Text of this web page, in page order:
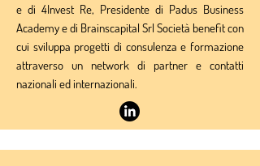
e di 4Invest Re, Presidente di Padus Business
Academy e di Brainscapital Srl Società benefit con
cui sviluppa progetti di consulenza e formazione
attraverso un network di partner e contatti
nazionali ed internazionali.